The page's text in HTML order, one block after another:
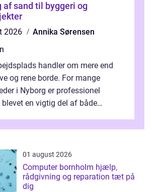
af sand til byggeri og
2026
Annika Sørensen
handler om mere end
og rene borde. For mange
i Nyborg er professionel
blevet en vigtig del af både
01 august 2026
Computer bornholm hjælp,
rådgivning og reparation tæt på
dig